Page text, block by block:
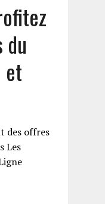
et
des offres
Les